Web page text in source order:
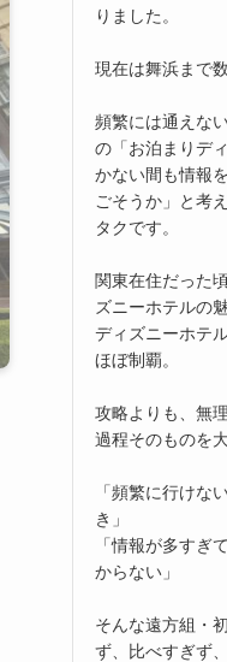
りました。
現在は舞浜まで
頻繁には通えな
の「お泊まりデ
かない間も情報
ごそうか」と考
タクです。
関東在住だった
ズニーホテルの
ディズニーホテ
ほぼ制覇。
攻略よりも、無
過程そのものを
「頻繁に行けな
き」
「情報が多すぎ
からない」
そんな遠方組・
ず、比べすぎず